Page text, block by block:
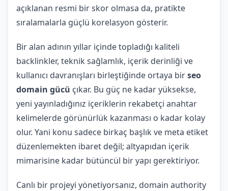
açıklanan resmi bir skor olmasa da, pratikte
sıralamalarla güçlü korelasyon gösterir.
Bir alan adının yıllar içinde topladığı kaliteli
backlinkler, teknik sağlamlık, içerik derinliği ve
kullanıcı davranışları birleştiğinde ortaya birseo
domain gücü çıkar. Bu güç ne kadar yüksekse,
yeni yayınladığınız içeriklerin rekabetçi anahtar
kelimelerde görünürlük kazanması o kadar kolay
olur. Yani konu sadece birkaç başlık ve meta etiket
düzenlemekten ibaret değil; altyapıdan içerik
mimarisine kadar bütüncül bir yapı gerektiriyor.
Canlı bir projeyi yönetiyorsanız, domain authority